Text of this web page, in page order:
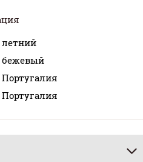
летний
бежевый
Португалия
Португалия